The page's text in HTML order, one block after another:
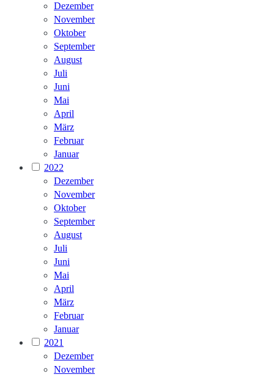
Dezember
November
Oktober
September
August
Juli
Juni
Mai
April
März
Februar
Januar
2022
Dezember
November
Oktober
September
August
Juli
Juni
Mai
April
März
Februar
Januar
2021
Dezember
November